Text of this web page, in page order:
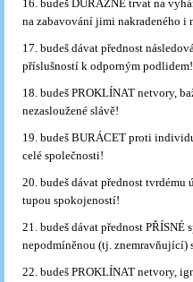
16. budeš DŮRAZNĚ trvat na
na zabavování jimi nakradeného i
17. budeš dávat přednost
příslušností k odporným podlidem!
18. budeš PROKLÍNAT netvory,
nezasloužené slávě!
19. budeš BURÁCET proti
celé společnosti!
20. budeš dávat přednost
tupou spokojeností!
21. budeš dávat přednost
nepodmíněnou (tj. znemravňující)
22. budeš PROKLÍNAT netvory,